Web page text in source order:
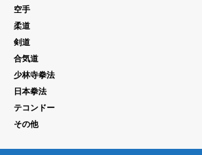
空手
柔道
剣道
合気道
少林寺拳法
日本拳法
テコンドー
その他